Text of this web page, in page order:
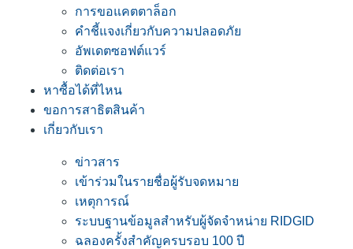
การขอแคตตาล็อก
คำชี้แจงเกี่ยวกับความปลอดภัย
อัพเดตซอฟต์แวร์
ติดต่อเรา
หาซื้อได้ที่ไหน
ขอการสาธิตสินค้า
เกี่ยวกับเรา
ข่าวสาร
เข้าร่วมในรายชื่อผู้รับจดหมาย
เหตุการณ์
ระบบฐานข้อมูลสำหรับผู้จัดจำหน่าย RIDGID
ฉลองครั้งสำคัญครบรอบ 100 ปี